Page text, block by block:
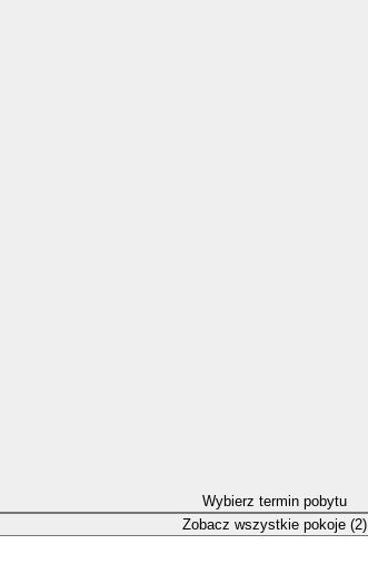
Wybierz termin pobytu
Zobacz wszystkie pokoje (2)